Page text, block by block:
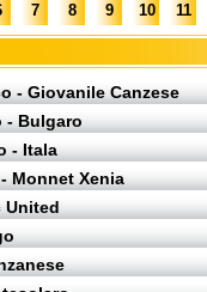
7 8 9 10 11
- Giovanile Canzese
- Bulgaro
- Itala
Monnet Xenia
United